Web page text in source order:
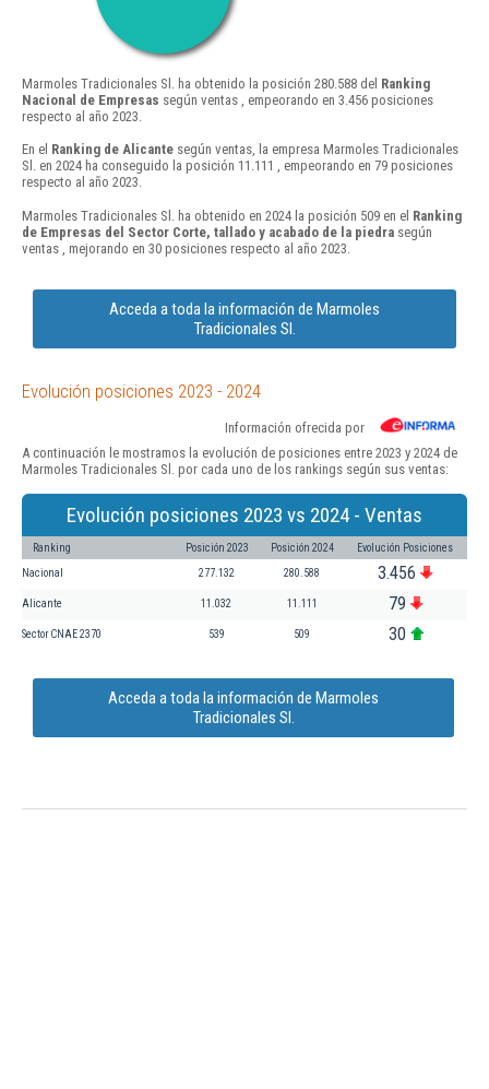
Marmoles Tradicionales Sl. ha obtenido la posición 280.588 del Ranking
Nacional de Empresas según ventas , empeorando en 3.456 posiciones
respecto al año 2023.
En el Ranking de Alicante según ventas, la empresa Marmoles Tradicionales
Sl. en 2024 ha conseguido la posición 11.111 , empeorando en 79 posiciones
respecto al año 2023.
Marmoles Tradicionales Sl. ha obtenido en 2024 la posición 509 en el Ranking
de Empresas del Sector Corte, tallado y acabado de la piedra según
ventas , mejorando en 30 posiciones respecto al año 2023.
Acceda a toda la información de Marmoles
Tradicionales Sl.
Evolución posiciones 2023 - 2024
Información ofrecida por
A continuación le mostramos la evolución de posiciones entre 2023 y 2024 de
Marmoles Tradicionales Sl. por cada uno de los rankings según sus ventas:
Evolución posiciones 2023 vs 2024 - Ventas
Ranking Posición 2023 Posición 2024 Evolución Posiciones
Nacional 277.132 280.588 3.456
Alicante 11.032 11.111 79
Sector CNAE 2370 539 509 30
Acceda a toda la información de Marmoles
Tradicionales Sl.